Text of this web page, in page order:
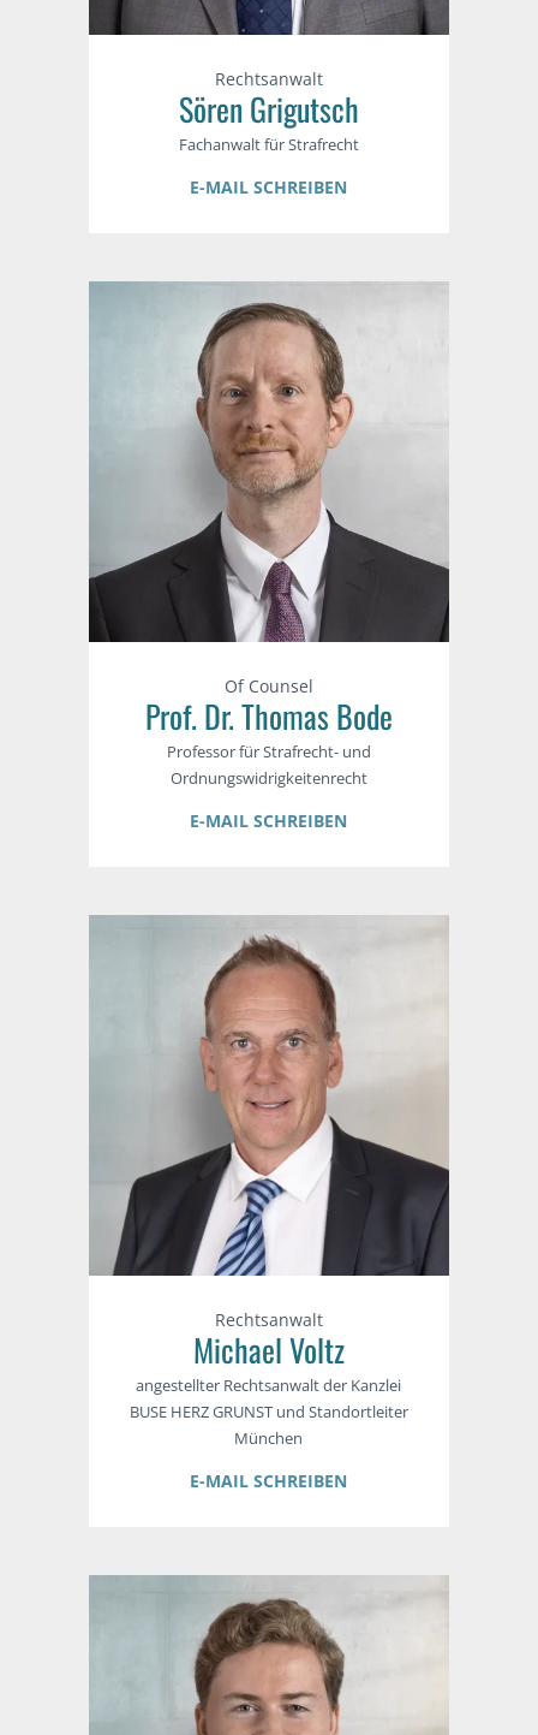
Rechtsanwalt
Sören Grigutsch
Fachanwalt für Strafrecht
E-MAIL SCHREIBEN
Of Counsel
Prof. Dr. Thomas Bode
Professor für Strafrecht- und
Ordnungswidrigkeitenrecht
E-MAIL SCHREIBEN
Rechtsanwalt
Michael Voltz
angestellter Rechtsanwalt der Kanzlei
BUSE HERZ GRUNST und Standortleiter
München
E-MAIL SCHREIBEN